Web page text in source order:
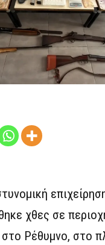
χθες σε
Ρέθυμνο, στο